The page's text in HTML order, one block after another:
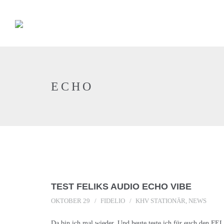
ECHO
TEST FELIKS AUDIO ECHO VIBE
OKTOBER 29 FIDELIO KHV STATIONÄR, NEWS